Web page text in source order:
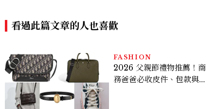
看過此篇文章的人也喜歡
FASHION
2026 父親節禮物推薦！商
務爸爸必收皮件、包款與鞋